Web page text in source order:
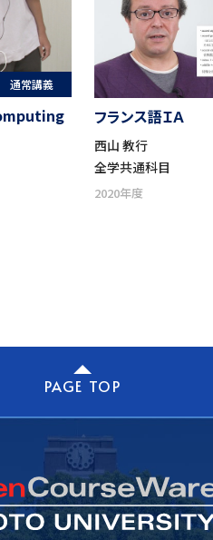
通常講義
フランス語ＩＡ
西山 教行
全学共通科目
2020年度
PAGE TOP